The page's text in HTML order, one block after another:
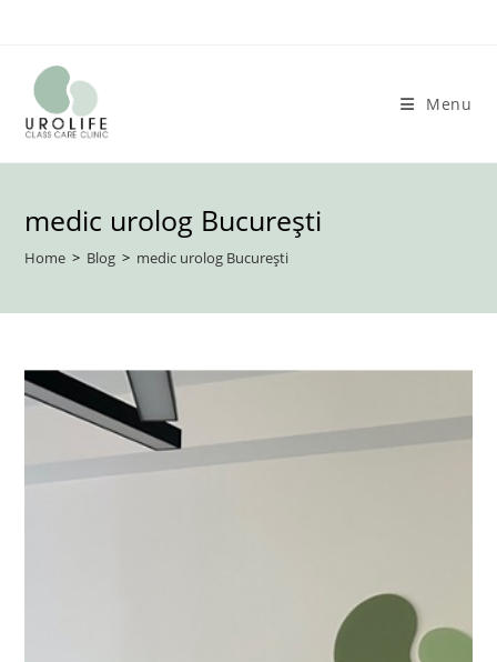
content
Menu
medic urolog București
Home > Blog > medic urolog București